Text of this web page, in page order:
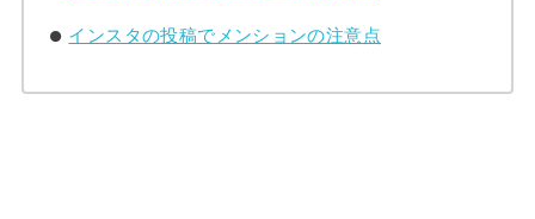
インスタの投稿でメンションの注意点